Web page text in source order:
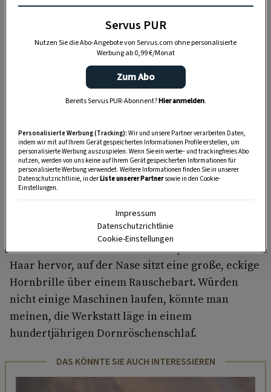
„Servus Garten“ auf WhatsApp
Nutzen Sie WhatsApp auf Ihrem Handy und lieben es, auf
dem Balkon, der Terrasse oder im Garten zu werkeln? In
unserem kostenlosen WhatsApp-Kanal finden Sie täglich
Zimmerpflanzen.
HIER MEHR ERFAHREN
Auch der alte Mann in der Ecke ist wie mit Mehl
bestreut. Auf seinen Knien liegt eine Decke,
unter der rötlichen Strickmütze quillt weißes
Haar hervor, auf der Nase sitzt eine große, eckige
Hornbrille über einem Rauschebart. Würden
nicht einige Maschinen laufen, könnte man
meinen, die Werkstatt läge in einem
hundertjährigen Dornröschenschlaf.
DAS KÖNNTE SIE AUCH INTERESSIEREN
Servus PUR
Nutzen Sie die Abo-Angebote von Servus.com ohne personalisierte
Werbung ab 0,99 €/Monat
Zum Abo
Bereits Servus PUR-Abonnent?Hier anmelden.
Personalisierte Werbung (Tracking): Wir und unsere Partner verarbeiten Daten,
indem wir mit auf Ihrem Gerät gespeicherten Informationen Profile erstellen, um
personalisierte Werbung auszuspielen. Wenn Sie ein werbe– und trackingfreies Abo
nutzen, werden von uns keine auf Ihrem Gerät gespeicherten Informationen für
personalisierte Werbung verwendet. Weitere Informationen finden Sie in unserer
Datenschutzrichtlinie, in derListe unserer Partnersowie in den Cookie-
Einstellungen.
Impressum
Datenschutzrichtlinie
Cookie-Einstellungen